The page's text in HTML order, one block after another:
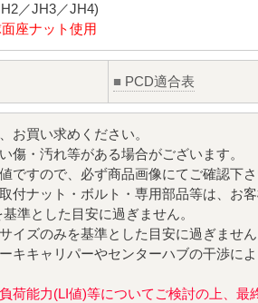
／JH3／JH4)
座ナット使用
■ PCD適合表
お買い求めください。
・汚れ等がある場合がございます。
すので、必ず商品画像にてご確認下さ
ナット・ボルト・専用部品等は、お客
準とした目安に過ぎません。
ズのみを基準とした目安に過ぎません
キキャリパーやセンターハブの干渉に
荷能力(LI値)等についてご検討の上、最